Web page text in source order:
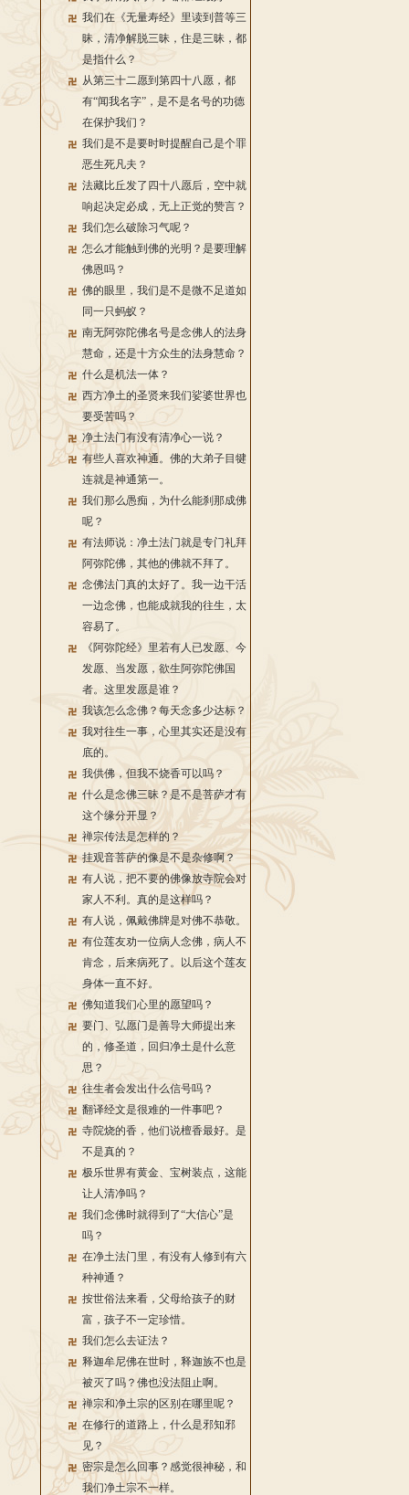
我们在《无量寿经》里读到普等三
昧，清净解脱三昧，住是三昧，都
是指什么？
从第三十二愿到第四十八愿，都
有“闻我名字”，是不是名号的功德
在保护我们？
我们是不是要时时提醒自己是个罪
恶生死凡夫？
法藏比丘发了四十八愿后，空中就
响起决定必成，无上正觉的赞言？
我们怎么破除习气呢？
怎么才能触到佛的光明？是要理解
佛恩吗？
佛的眼里，我们是不是微不足道如
同一只蚂蚁？
南无阿弥陀佛名号是念佛人的法身
慧命，还是十方众生的法身慧命？
什么是机法一体？
西方净土的圣贤来我们娑婆世界也
要受苦吗？
净土法门有没有清净心一说？
有些人喜欢神通。佛的大弟子目犍
连就是神通第一。
我们那么愚痴，为什么能刹那成佛
呢？
有法师说：净土法门就是专门礼拜
阿弥陀佛，其他的佛就不拜了。
念佛法门真的太好了。我一边干活
一边念佛，也能成就我的往生，太
容易了。
《阿弥陀经》里若有人已发愿、今
发愿、当发愿，欲生阿弥陀佛国
者。这里发愿是谁？
我该怎么念佛？每天念多少达标？
我对往生一事，心里其实还是没有
底的。
我供佛，但我不烧香可以吗？
什么是念佛三昧？是不是菩萨才有
这个缘分开显？
禅宗传法是怎样的？
挂观音菩萨的像是不是杂修啊？
有人说，把不要的佛像放寺院会对
家人不利。真的是这样吗？
有人说，佩戴佛牌是对佛不恭敬。
有位莲友劝一位病人念佛，病人不
肯念，后来病死了。以后这个莲友
身体一直不好。
佛知道我们心里的愿望吗？
要门、弘愿门是善导大师提出来
的，修圣道，回归净土是什么意
思？
往生者会发出什么信号吗？
翻译经文是很难的一件事吧？
寺院烧的香，他们说檀香最好。是
不是真的？
极乐世界有黄金、宝树装点，这能
让人清净吗？
我们念佛时就得到了“大信心”是
吗？
在净土法门里，有没有人修到有六
种神通？
按世俗法来看，父母给孩子的财
富，孩子不一定珍惜。
我们怎么去证法？
释迦牟尼佛在世时，释迦族不也是
被灭了吗？佛也没法阻止啊。
禅宗和净土宗的区别在哪里呢？
在修行的道路上，什么是邪知邪
见？
密宗是怎么回事？感觉很神秘，和
我们净土宗不一样。